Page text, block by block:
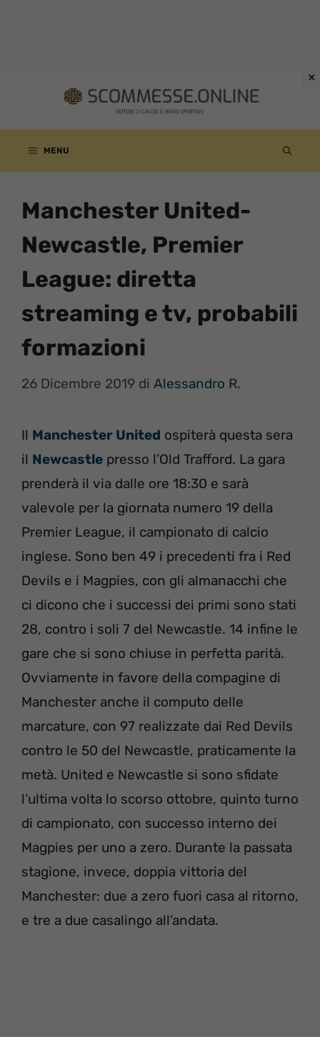
contenuto
MENU
Manchester United-
Newcastle, Premier
League: diretta
streaming e tv, probabili
formazioni
26 Dicembre 2019 di Alessandro R.
Il Manchester United ospiterà questa sera
il Newcastle presso l’Old Trafford. La gara
prenderà il via dalle ore 18:30 e sarà
valevole per la giornata numero 19 della
Premier League, il campionato di calcio
inglese. Sono ben 49 i precedenti fra i Red
Devils e i Magpies, con gli almanacchi che
ci dicono che i successi dei primi sono stati
28, contro i soli 7 del Newcastle. 14 infine le
gare che si sono chiuse in perfetta parità.
Ovviamente in favore della compagine di
Manchester anche il computo delle
marcature, con 97 realizzate dai Red Devils
contro le 50 del Newcastle, praticamente la
metà. United e Newcastle si sono sfidate
l’ultima volta lo scorso ottobre, quinto turno
di campionato, con successo interno dei
Magpies per uno a zero. Durante la passata
stagione, invece, doppia vittoria del
Manchester: due a zero fuori casa al ritorno,
e tre a due casalingo all’andata.